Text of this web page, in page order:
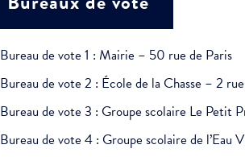
Bureau de vote 1 : Mairie – 50 rue de Paris
Bureau de vote 2 : École de la Chasse – 2
Bureau de vote 3 : Groupe scolaire Le Petit
Bureau de vote 4 : Groupe scolaire de l’Eau